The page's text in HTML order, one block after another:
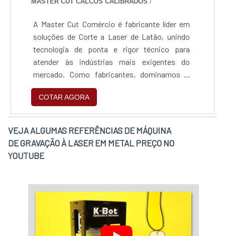
A Master Cut Comércio é fabricante líder em
soluções de Corte a Laser de Latão, unindo
tecnologia de ponta e rigor técnico para
atender às indústrias mais exigentes do
mercado. Como fabricantes, dominamos o
processamento de metais amarelos e
vermelhos, entregando peças com precisão
milimétrica e acabamento pronto para uso,
garantindo eficiência, rapidez e qualidade
superior em cada projeto.
COTAR AGORA
VEJA ALGUMAS REFERÊNCIAS DE MÁQUINA
DE GRAVAÇÃO À LASER EM METAL PREÇO NO
YOUTUBE